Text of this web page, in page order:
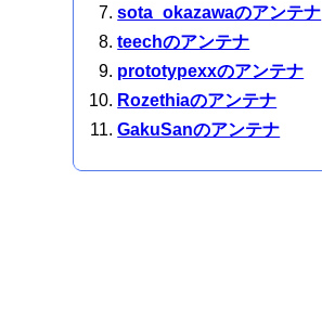
sota_okazawaのアンテナ
teechのアンテナ
prototypexxのアンテナ
Rozethiaのアンテナ
GakuSanのアンテナ